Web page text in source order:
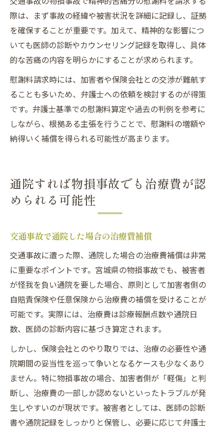
際は、まず事故の経緯や被害状況を詳細に記録し、証拠
を確保することが重要です。加えて、精神的な影響につ
いても医師の診断やカウンセリング記録を取得し、具体
的な苦痛の内容を明らかにすることが求められます。
慰謝料請求時には、加害者や保険会社との交渉が難航す
ることも多いため、弁護士への依頼を検討するのが得策
です。弁護士基準での慰謝料算定や過去の判例を参考に
しながら、根拠ある主張を行うことで、慰謝料の増額や
納得いく補償を得られる可能性が高まります。
通院すれば物損事故でも治療費が認
められる可能性
交通事故で通院した場合の治療費補償
交通事故に遭った際、通院した場合の治療費補償は非常
に重要なポイントです。宮城県の物損事故でも、被害者
が怪我を負い通院を要した場合、原則として加害者側の
自賠責保険や任意保険から治療費の補償を受けることが
可能です。実際には、治療費は診療報酬点数や通院日
数、医師の診断内容に基づき算定されます。
しかし、保険会社とのやり取りでは、治療の必要性や通
院期間の妥当性を巡って争いとなるケースも少なくあり
ません。特に物損事故の場合、加害者側が「軽傷」と判
断し、治療費の一部しか認めないといったトラブルが発
生しやすいのが現状です。被害者としては、医師の診断
書や通院記録をしっかりと保管し、必要に応じて弁護士